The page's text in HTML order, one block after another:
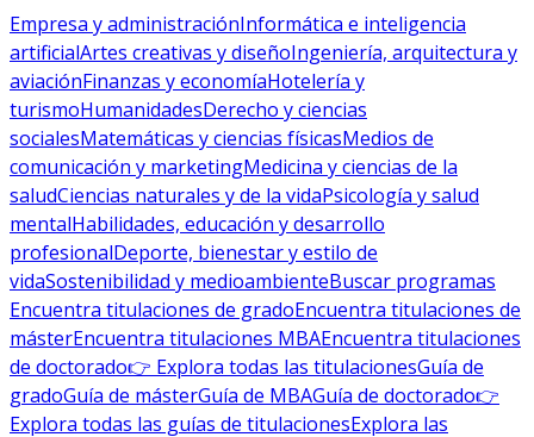
Empresa y administraciónInformática e inteligencia
artificialArtes creativas y diseñoIngeniería, arquitectura y
aviaciónFinanzas y economíaHotelería y
turismoHumanidadesDerecho y ciencias
socialesMatemáticas y ciencias físicasMedios de
comunicación y marketingMedicina y ciencias de la
saludCiencias naturales y de la vidaPsicología y salud
mentalHabilidades, educación y desarrollo
profesionalDeporte, bienestar y estilo de
vidaSostenibilidad y medioambienteBuscar programas
Encuentra titulaciones de gradoEncuentra titulaciones de
másterEncuentra titulaciones MBAEncuentra titulaciones
de doctorado👉 Explora todas las titulacionesGuía de
gradoGuía de másterGuía de MBAGuía de doctorado👉
Explora todas las guías de titulacionesExplora las